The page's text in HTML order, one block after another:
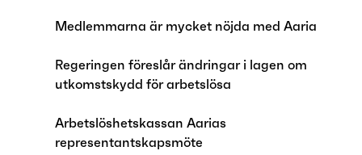
Medlemmarna är mycket nöjda med Aaria
Regeringen föreslår ändringar i lagen om
utkomstskydd för arbetslösa
Arbetslöshetskassan Aarias
representantskapsmöte